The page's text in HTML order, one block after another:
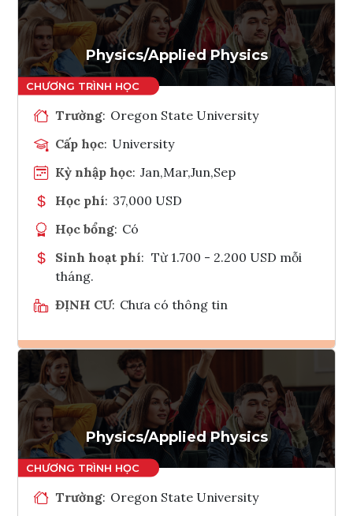
Tham vấn Interlink
Physics/Applied Physics
Trường: Oregon State University
Cấp học: University
Kỳ nhập học: Jan,Mar,Jun,Sep
Học phí: 37,000 USD
Học bổng: Có
Sinh hoạt phí: Từ 1.700 - 2.200 USD mỗi
tháng.
ĐỊNH CƯ: Chưa có thông tin
Ghi danh
Tham vấn Interlink
Physics/Applied Physics
Trường: Oregon State University